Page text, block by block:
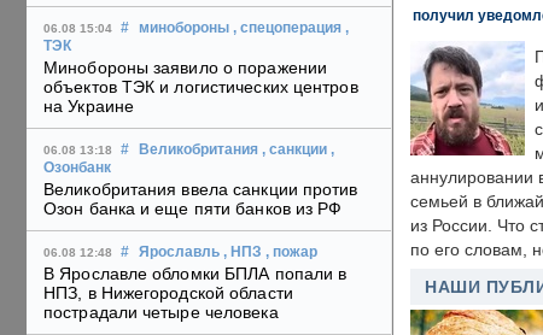
06.08 15:04 # минобороны , спецоперация ,
ТЭК
Минобороны заявило о поражении
объектов ТЭК и логистических центров
на Украине
06.08 13:18 # Великобритания , санкции ,
Озонбанк
Великобритания ввела санкции против
Озон банка и еще пяти банков из РФ
06.08 12:48 # Ярославль , НПЗ , пожар
В Ярославле обломки БПЛА попали в
НПЗ, в Нижегородской области
пострадали четыре человека
получил
аннулировании
семьей в
из России. Что
по его словам,
НАШИ